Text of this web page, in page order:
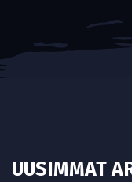
UUSIMMAT